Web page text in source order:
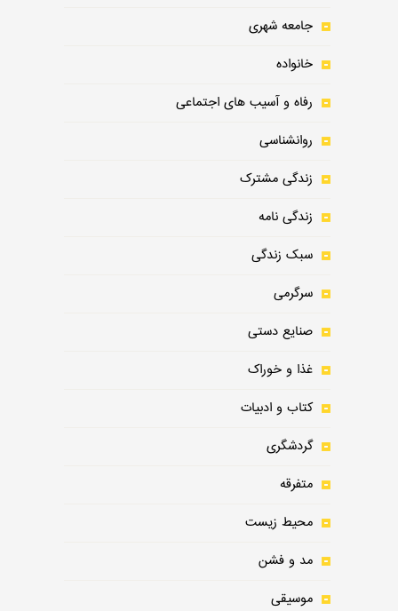
جامعه شهری
خانواده
رفاه و آسیب های اجتماعی
روانشناسی
زندگی مشترک
زندگی نامه
سبک زندگی
سرگرمی
صنایع دستی
غذا و خوراک
کتاب و ادبیات
گردشگری
متفرقه
محیط زیست
مد و فشن
موسیقی